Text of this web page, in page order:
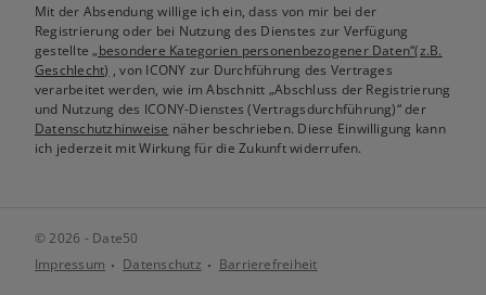
Mit der Absendung willige ich ein, dass von mir bei der
Registrierung oder bei Nutzung des Dienstes zur Verfügung
gestellte„besondere Kategorien personenbezogener Daten“(z.B.
Geschlecht) , von ICONY zur Durchführung des Vertrages
verarbeitet werden, wie im Abschnitt „Abschluss der Registrierung
und Nutzung des ICONY-Dienstes (Vertragsdurchführung)“ der
Datenschutzhinweise näher beschrieben. Diese Einwilligung kann
ich jederzeit mit Wirkung für die Zukunft widerrufen.
© 2026 - Date50
Impressum
Datenschutz Barrierefreiheit